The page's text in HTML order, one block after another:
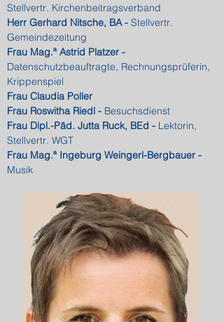
Stellvertr. Kirchenbeitragsverband
Herr Gerhard Nitsche, BA - Stellvertr.
Gemeindezeitung
Frau Mag.ª Astrid Platzer -
Datenschutzbeauftragte, Rechnungsprüferin,
Krippenspiel
Frau Claudia Poller
Frau Roswitha Riedl - Besuchsdienst
Frau Dipl.-Päd. Jutta Ruck, BEd - Lektorin,
Stellvertr. WGT
Frau Mag.ª Ingeburg Weingerl-Bergbauer -
Musik